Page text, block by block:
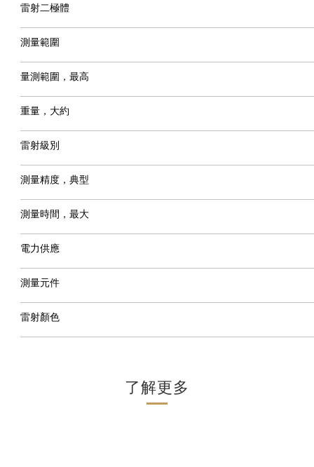
雷射二極體
測量範圍
量測範圍，最高
重量，大約
雷射級別
測量精度，典型
測量時間，最大
電力供應
測量元件
雷射顏色
了解更多